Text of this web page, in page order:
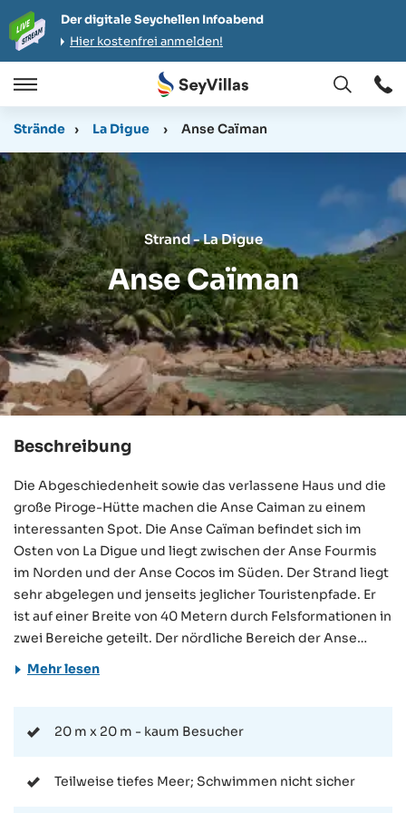
Der digitale Seychellen Infoabend
Hier kostenfrei anmelden!
Schließen
Öffnen
Strände › La Digue › Anse Caïman
Strand - La Digue
Anse Caïman
Beschreibung
Die Abgeschiedenheit sowie das verlassene Haus und die
große Piroge-Hütte machen die Anse Caiman zu einem
interessanten Spot. Die Anse Caïman befindet sich im
Osten von La Digue und liegt zwischen der Anse Fourmis
im Norden und der Anse Cocos im Süden. Der Strand liegt
sehr abgelegen und jenseits jeglicher Touristenpfade. Er
ist auf einer Breite von 40 Metern durch Felsformationen in
zwei Bereiche geteilt. Der nördliche Bereich der Anse
Caiman ist fast unmöglich zu erreichen, außer bei Ebbe
kommen fast ausschließlich mit einem lokalen Tour Guide,
und sicherer zu erreichen. Der Weg kommt von der Anse
Mehr lesen
20 m x 20 m - kaum Besucher
Teilweise tiefes Meer; Schwimmen nicht sicher